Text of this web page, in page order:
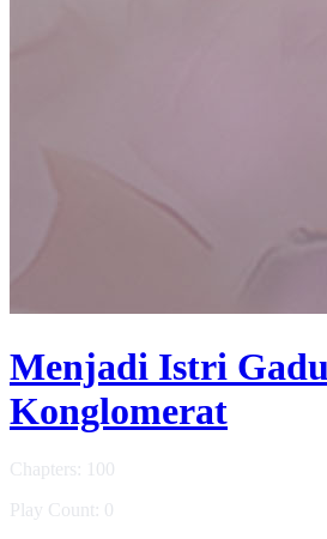
Menjadi Istri
Konglomerat
Chapters: 100
Play Count: 0